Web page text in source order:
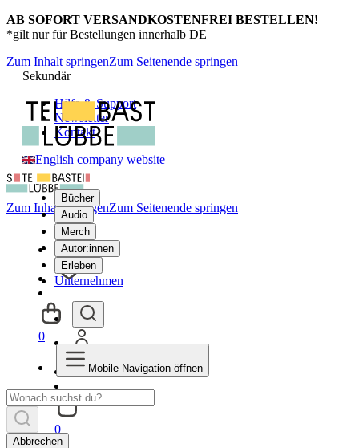
AB SOFORT VERSANDKOSTENFREI BESTELLEN!
*gilt nur für Bestellungen innerhalb DE
Zum Inhalt springenZum Seitenende springen
Sekundär
Hilfe & Support
Newsletter
Kontakt
English company website
Bücher
Audio
Merch
Autor:innen
Erleben
Unternehmen
0
Zum Inhalt springenZum Seitenende springen
0
Mobile Navigation öffnen
Abbrechen